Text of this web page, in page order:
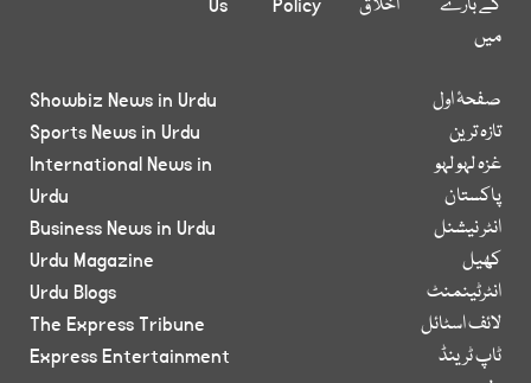
کے بارے
میں
اخلاق
Policy
Us
صفحۂ اول
تازہ ترین
غزہ لہو لہو
پاکستان
انٹر نیشنل
کھیل
انٹرٹینمنٹ
لائف اسٹائل
ٹاپ ٹرینڈ
Showbiz News in Urdu
Sports News in Urdu
International News in
Urdu
Business News in Urdu
Urdu Magazine
Urdu Blogs
The Express Tribune
Express Entertainment